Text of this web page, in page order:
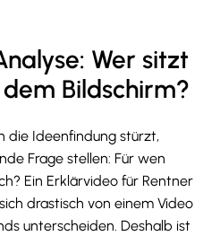
Wer sitzt
Bildschirm?
die Ideenfindung stürzt,
Frage stellen: Für wen
Ein Erklärvideo für Rentner
drastisch von einem Video
unterscheiden. Deshalb ist